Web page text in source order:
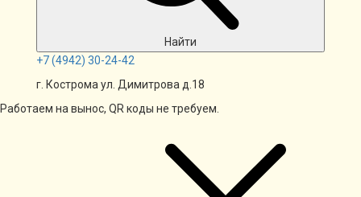
Найти
+7(4942) 30-24-42
г. Кострома ул. Димитрова д.18
Работаем на вынос, QR коды не требуем.